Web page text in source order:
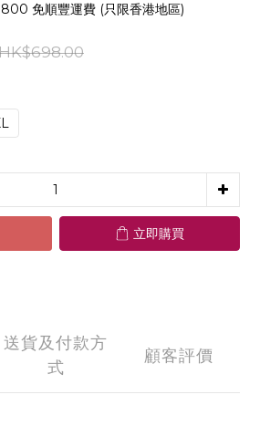
免順豐運費 (只限香港地區)
立即購買
送貨及付款方
式
顧客評價